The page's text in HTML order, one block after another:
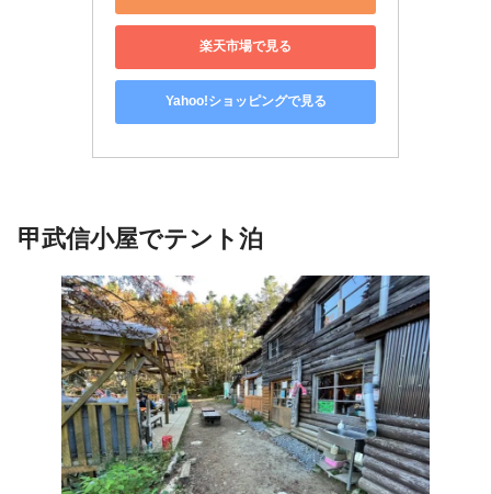
楽天市場で見る
Yahoo!ショッピングで見る
甲武信小屋でテント泊